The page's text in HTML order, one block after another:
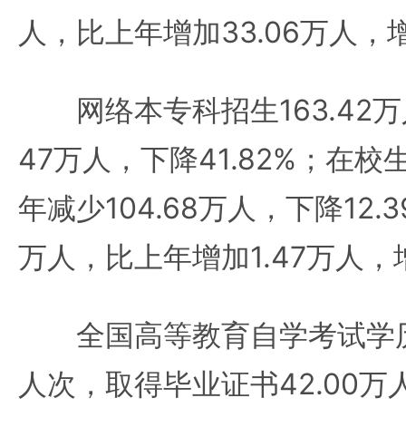
人，比上年增加33.06万人，
网络本专科招生163.42万
47万人，下降41.82%；在校
年减少104.68万人，下降
万人，比上年增加1.47万人，
全国高等教育自学考试学
人次，取得毕业证书42.00万